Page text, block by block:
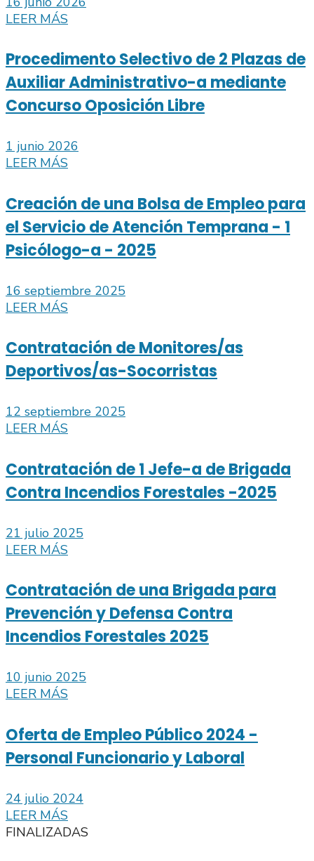
LEER MÁS
Procedimento Selectivo de 2 Plazas de
Auxiliar Administrativo-a mediante
Concurso Oposición Libre
1 junio 2026
LEER MÁS
Creación de una Bolsa de Empleo para
el Servicio de Atención Temprana - 1
Psicólogo-a - 2025
16 septiembre 2025
LEER MÁS
Contratación de Monitores/as
Deportivos/as-Socorristas
12 septiembre 2025
LEER MÁS
Contratación de 1 Jefe-a de Brigada
Contra Incendios Forestales -2025
21 julio 2025
LEER MÁS
Contratación de una Brigada para
Prevención y Defensa Contra
Incendios Forestales 2025
10 junio 2025
LEER MÁS
Oferta de Empleo Público 2024 -
Personal Funcionario y Laboral
24 julio 2024
LEER MÁS
FINALIZADAS